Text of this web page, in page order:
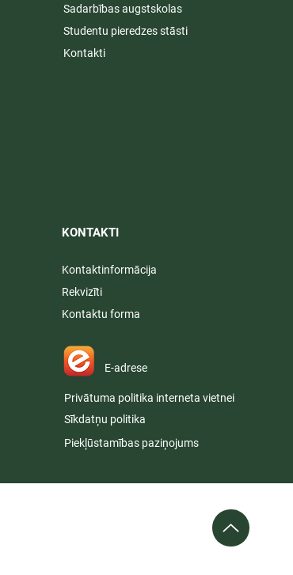
Sadarbības augstskolas
Studentu pieredzes stāsti
Kontakti
KONTAKTI​
Kontaktinformācija
Rekvizīti
Kontaktu forma
E-adrese
Privātuma politika interneta vietnei
Sīkdatņu politika
Piekļūstamības paziņojums